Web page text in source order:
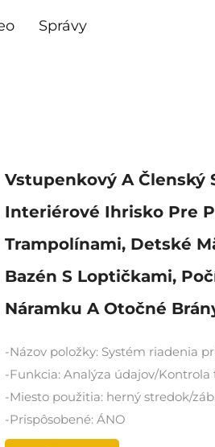
Správy
Vstupenkový A Členský
Interiérové Ihrisko Pre
Trampolínami, Detské
Bazén S Loptičkami,
Náramku A Otočné
-Názov položky: Systém riadenia
-Funkcia: Analýza údajov/Kontrola
-Miesto použitia: herný stredok/
-Prispôsobené: ÁNO